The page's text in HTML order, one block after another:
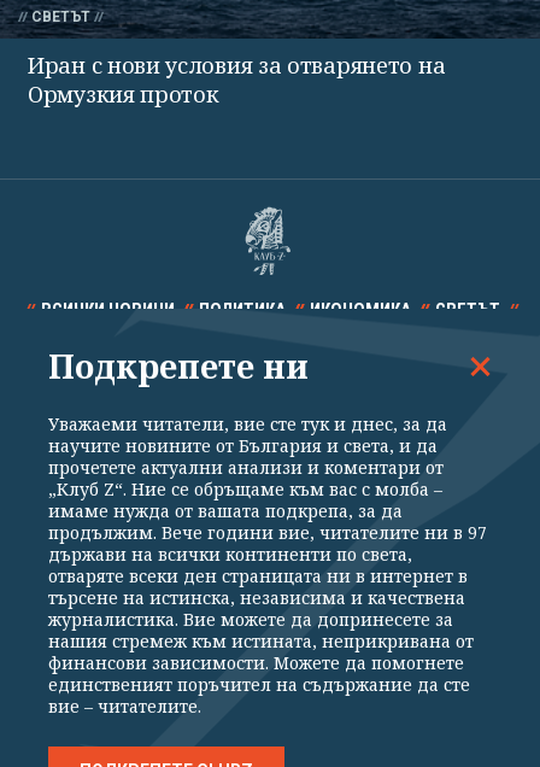
СВЕТЪТ
Иран с нови условия за отварянето на
Ормузкия проток
ВСИЧКИ НОВИНИ ПОЛИТИКА ИКОНОМИКА СВЕТЪТ
СПОРТ КУЛТУРА ТЕХНОЛОГИИ КАЛЕЙДОСКОП
Общи условия
Политика за поверителност
Реклама
Партньори Контакти
За Клуб Z
Екип
Подкрепете ни
Издател на www.clubz.bg е „Клуб Зебра Медия“ ЕООД, София, ул. "Алеко
Константинов" 3. Всички права запазени 2026 „Клуб Зебра Медия“
Препечатването на материали, снимки и видео от www.clubz.bg без
разрешение ще бъде преследвано по съдебен път, съгласно
Подкрепете ни
Уважаеми читатели, вие сте тук и днес, за да
научите новините от България и света, и да
прочетете актуални анализи и коментари от
„Клуб Z“. Ние се обръщаме към вас с молба –
имаме нужда от вашата подкрепа, за да
продължим. Вече години вие, читателите ни в 97
държави на всички континенти по света,
отваряте всеки ден страницата ни в интернет в
търсене на истинска, независима и качествена
журналистика. Вие можете да допринесете за
нашия стремеж към истината, неприкривана от
финансови зависимости. Можете да помогнете
единственият поръчител на съдържание да сте
вие – читателите.